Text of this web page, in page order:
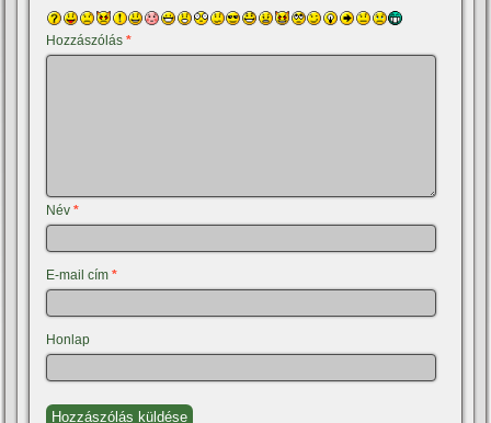
Hozzászólás*
Név*
E-mail cím*
Honlap